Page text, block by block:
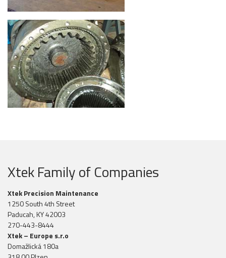
Xtek Family of Companies
Xtek Precision Maintenance
1250 South 4th Street
Paducah, KY 42003
270-443-8444
Xtek – Europe s.r.o
Domažlická 180a